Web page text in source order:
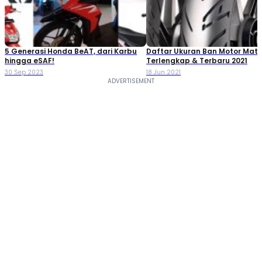
5 Generasi Honda BeAT, dari Karbu
hingga eSAF!
30 Sep 2023
Daftar Ukuran Ban Motor
Terlengkap & Terbaru 2021
18 Jun 2021